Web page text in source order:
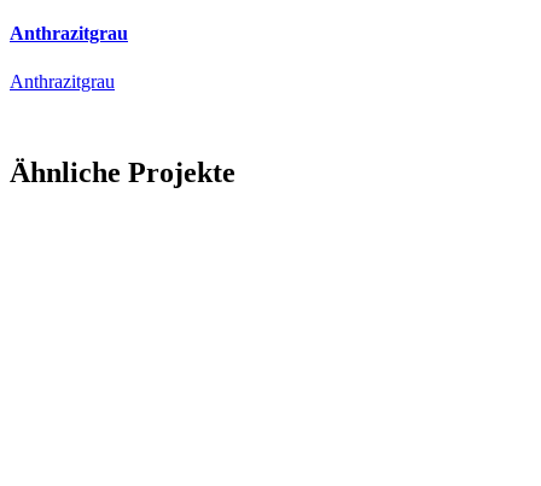
Anthrazitgrau
Anthrazitgrau
Ähnliche Projekte